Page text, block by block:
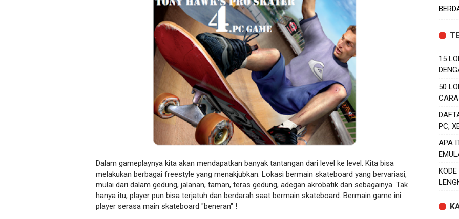
Dalam gameplaynya kita akan mendapatkan banyak tantangan dari level ke level. Kita bisa
melakukan berbagai freestyle yang menakjubkan. Lokasi bermain skateboard yang bervariasi,
mulai dari dalam gedung, jalanan, taman, teras gedung, adegan akrobatik dan sebagainya. Tak
hanya itu, player pun bisa terjatuh dan berdarah saat bermain skateboard. Bermain game ini
player serasa main skateboard "beneran" !
15
50
PC,
APA